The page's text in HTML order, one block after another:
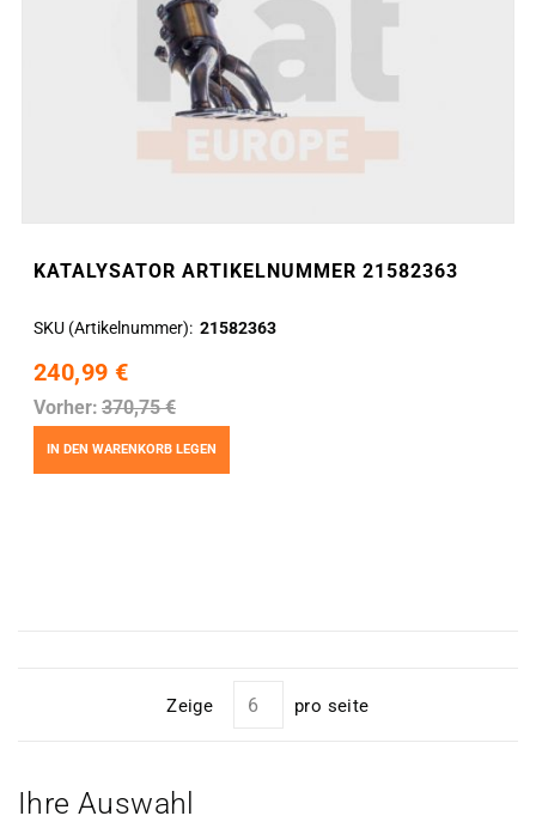
KATALYSATOR ARTIKELNUMMER 21582363
SKU (Artikelnummer) 21582363
240,99 €
Vorher: 370,75 €
IN DEN WARENKORB LEGEN
Zeige pro seite
Ihre Auswahl